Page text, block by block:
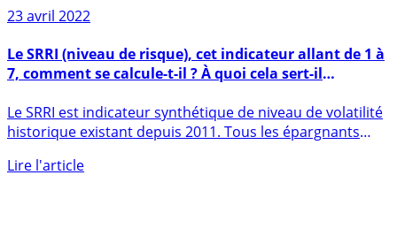
23 avril 2022
7, comment se calcule-t-il ? À quoi cela sert-il
vraiment ?
Le SRRI est indicateur synthétique de niveau de volatilité
historique existant depuis 2011. Tous les épargnants